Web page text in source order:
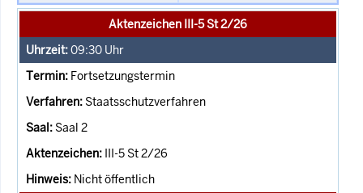
Aktenzeichen III-5 St 2/26
09:30 Uhr
Fortsetzungstermin
Staatsschutzverfahren
Saal 2
III-5 St 2/26
Nicht öffentlich